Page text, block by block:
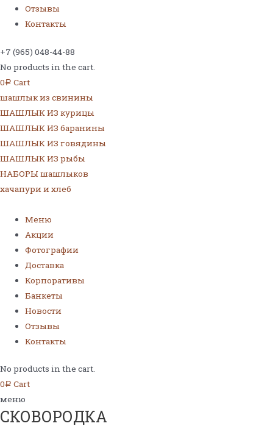
Отзывы
Контакты
+7 (965) 048-44-88
No products in the cart.
0 Р Cart
шашлык из свинины
ШАШЛЫК ИЗ курицы
ШАШЛЫК ИЗ баранины
ШАШЛЫК ИЗ говядины
ШАШЛЫК ИЗ рыбы
НАБОРЫ шашлыков
хачапури и хлеб
Меню
Акции
Фотографии
Доставка
Корпоративы
Банкеты
Новости
Отзывы
Контакты
No products in the cart.
0 Р Cart
меню
СКОВОРОДКА